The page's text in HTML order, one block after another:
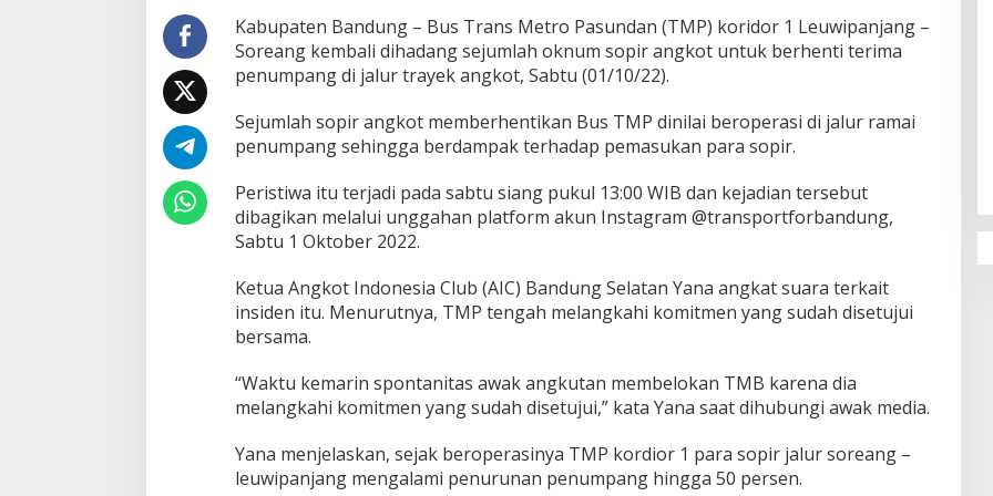
Kabupaten Bandung – Bus Trans Metro Pasundan (TMP) koridor 1 Leuwipanjang –
Soreang kembali dihadang sejumlah oknum sopir angkot untuk berhenti terima
penumpang di jalur trayek angkot, Sabtu (01/10/22).
Sejumlah sopir angkot memberhentikan Bus TMP dinilai beroperasi di jalur ramai
penumpang sehingga berdampak terhadap pemasukan para sopir.
Peristiwa itu terjadi pada sabtu siang pukul 13:00 WIB dan kejadian tersebut
dibagikan melalui unggahan platform akun Instagram @transportforbandung,
Sabtu 1 Oktober 2022.
Ketua Angkot Indonesia Club (AIC) Bandung Selatan Yana angkat suara terkait
insiden itu. Menurutnya, TMP tengah melangkahi komitmen yang sudah disetujui
bersama.
“Waktu kemarin spontanitas awak angkutan membelokan TMB karena dia
melangkahi komitmen yang sudah disetujui,” kata Yana saat dihubungi awak media.
Yana menjelaskan, sejak beroperasinya TMP kordior 1 para sopir jalur soreang –
leuwipanjang mengalami penurunan penumpang hingga 50 persen.
Penguatan Pendidikan Agama dan
Karakter Sekolah Nur Al Rahman
Bikin Sekolah di Malaysia Tertarik
Mempelajarinya